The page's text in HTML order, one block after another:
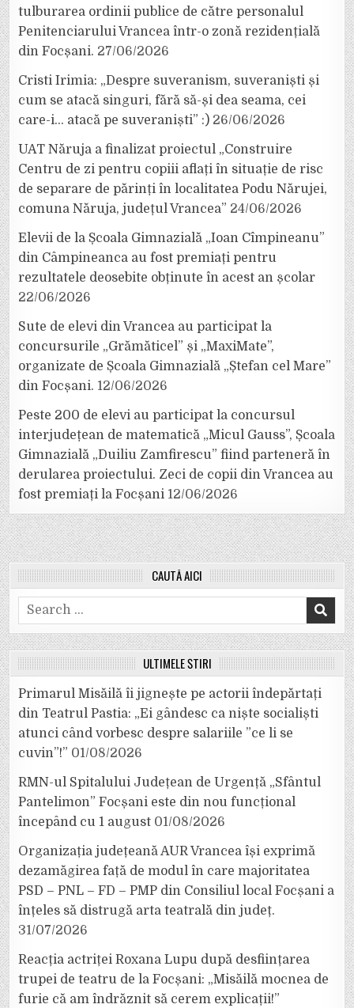
tulburarea ordinii publice de către personalul
Penitenciarului Vrancea într-o zonă rezidențială
din Focșani. 27/06/2026
Cristi Irimia: „Despre suveranism, suveraniști și
cum se atacă singuri, fără să-și dea seama, cei
care-i… atacă pe suveraniști” :) 26/06/2026
UAT Năruja a finalizat proiectul „Construire
Centru de zi pentru copiii aflați în situație de risc
de separare de părinți în localitatea Podu Nărujei,
comuna Năruja, județul Vrancea” 24/06/2026
Elevii de la Școala Gimnazială „Ioan Cîmpineanu”
din Câmpineanca au fost premiați pentru
rezultatele deosebite obținute în acest an școlar
22/06/2026
Sute de elevi din Vrancea au participat la
concursurile „Grămăticel” și „MaxiMate”,
organizate de Școala Gimnazială „Ștefan cel Mare”
din Focșani. 12/06/2026
Peste 200 de elevi au participat la concursul
interjudețean de matematică „Micul Gauss”, Școala
Gimnazială „Duiliu Zamfirescu” fiind parteneră în
derularea proiectului. Zeci de copii din Vrancea au
fost premiați la Focșani 12/06/2026
CAUTĂ AICI
Search
for:
ULTIMELE ȘTIRI
Primarul Misăilă îi jignește pe actorii îndepărtați
din Teatrul Pastia: „Ei gândesc ca niște socialiști
atunci când vorbesc despre salariile ”ce li se
cuvin”!” 01/08/2026
RMN-ul Spitalului Județean de Urgență „Sfântul
Pantelimon” Focșani este din nou funcțional
începând cu 1 august 01/08/2026
Organizația județeană AUR Vrancea își exprimă
dezamăgirea față de modul în care majoritatea
PSD – PNL – FD – PMP din Consiliul local Focșani a
înțeles să distrugă arta teatrală din județ.
31/07/2026
Reacția actriței Roxana Lupu după desființarea
trupei de teatru de la Focșani: „Misăilă mocnea de
furie că am îndrăznit să cerem explicații!”